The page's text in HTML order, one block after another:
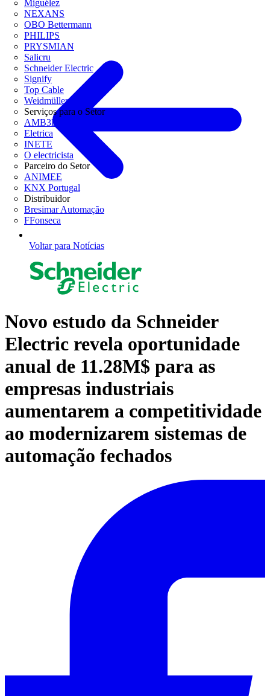
Miguélez
NEXANS
OBO Bettermann
PHILIPS
PRYSMIAN
Salicru
Schneider Electric
Signify
Top Cable
Weidmüller
Serviços para o Setor
AMB3E
Eletrica
INETE
O electricista
Parceiro do Setor
ANIMEE
KNX Portugal
Distribuidor
Bresimar Automação
FFonseca
Voltar para Notícias
Novo estudo da Schneider
Electric revela oportunidade
anual de 11.28M$ para as
empresas industriais
aumentarem a competitividade
ao modernizarem sistemas de
automação fechados